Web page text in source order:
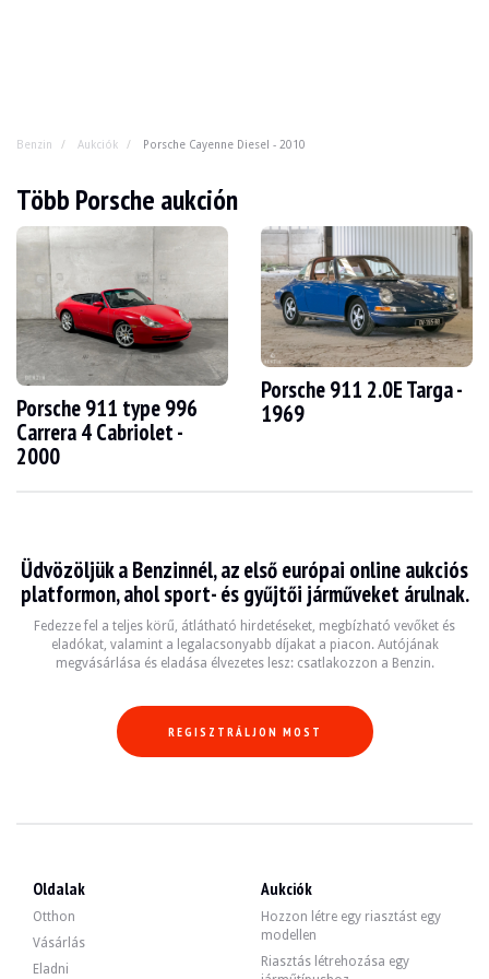
Benzin Aukciók Porsche Cayenne Diesel - 2010
Porsche Cayenne Diesel - 2010
Nagy feltűnést keltett, amikor megjelent, és még
ÉV 2010
KILOMÉTEREK SZÁMA239,900 km
MOTOR 6 hengeres
ÜZEMANYAG Benzin
KISZORÍTÁS 3.0 l
TELJESÍTMÉNY
BOX
SZÍNES
Videó
Leírás
Ez a 2010-es Porsche Cayenne Diesel német eredetű, 239.900 km, amint
Belül az eladó szerint a jármű jó állapotban van. A fekete bőrkárpitozáson
- automatikusan sötétedő külső és belső tükrök
- festett alsó külső tükörsapkák
Több Porsche aukción
Porsche 911 type 996
Carrera 4 Cabriolet -
2000
Porsche 911 2.0E Targa -
1969
Üdvözöljük a Benzinnél, az első európai online aukciós
platformon, ahol sport- és gyűjtői járműveket árulnak.
Fedezze fel a teljes körű, átlátható hirdetéseket, megbízható vevőket és
eladókat, valamint a legalacsonyabb díjakat a piacon. Autójának
megvásárlása és eladása élvezetes lesz: csatlakozzon a Benzin.
REGISZTRÁLJON MOST
Oldalak
Otthon
Vásárlás
Eladni
Aukciók
Hozzon létre egy riasztást egy
modellen
Riasztás létrehozása egy